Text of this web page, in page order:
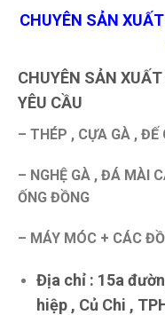
CHUYÊN SẢN
CHUYÊN SẢN
YÊU CẦU
– THÉP , CỰA GÀ , ĐẾ
– NGHỆ GÀ , ĐÁ MÀI
ỐNG ĐỒNG
– MÁY MÓC + CÁC
Địa chỉ : 15a
hiệp , Củ Chi ,